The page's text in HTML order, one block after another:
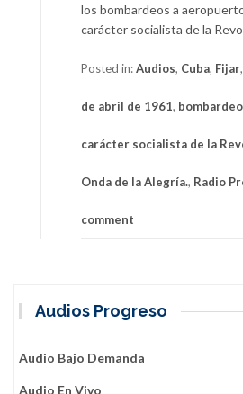
los bombardeos a
carácter socialista de la
Posted in:Audios, Cuba, Fijar,
de abril de 1961,
carácter socialista de la
Onda de la Alegría., Radio
comment
Audios Progreso
Audio Bajo Demanda
Audio En Vivo